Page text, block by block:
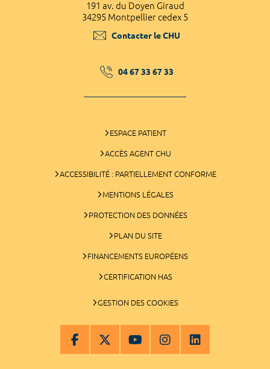
191 av. du Doyen Giraud
34295 Montpellier cedex 5
Contacter le CHU
04 67 33 67 33
ESPACE PATIENT
ACCÈS AGENT CHU
ACCESSIBILITÉ : PARTIELLEMENT CONFORME
MENTIONS LÉGALES
PROTECTION DES DONNÉES
PLAN DU SITE
FINANCEMENTS EUROPÉENS
CERTIFICATION HAS
GESTION DES COOKIES